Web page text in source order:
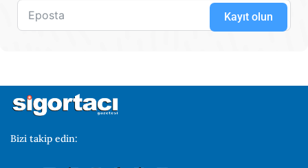
Kayıt olun
Bizi takip edin: